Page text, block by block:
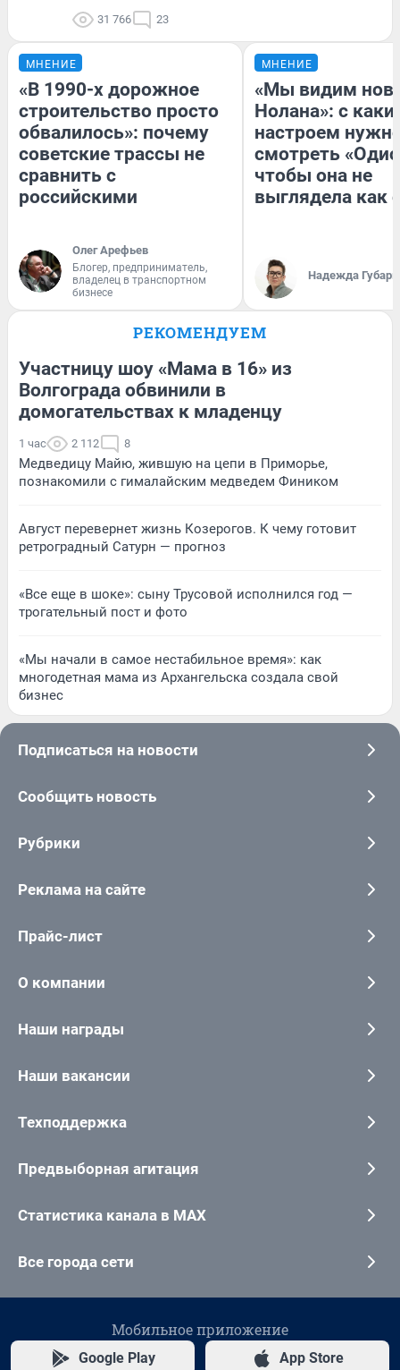
31 766 23
МНЕНИЕ
«В 1990-х дорожное
строительство просто
обвалилось»: почему
советские трассы не
сравнить с
российскими
Олег Арефьев
Блогер, предприниматель,
владелец в транспортном
бизнесе
МНЕНИЕ
«Мы видим
Нолана»: с
настроем
смотреть
чтобы она не
выглядела как
Надежда Губарь
РЕКОМЕНДУЕМ
Участницу шоу «Мама в 16» из
Волгограда обвинили в
домогательствах к младенцу
1 час 2 112 8
Медведицу Майю, жившую на цепи в Приморье,
познакомили с гималайским медведем Фиником
Август перевернет жизнь Козерогов. К чему готовит
ретроградный Сатурн — прогноз
«Все еще в шоке»: сыну Трусовой исполнился год —
трогательный пост и фото
«Мы начали в самое нестабильное время»: как
многодетная мама из Архангельска создала свой
бизнес
Подписаться на новости
Сообщить новость
Рубрики
Реклама на сайте
Прайс-лист
О компании
Наши награды
Наши вакансии
Техподдержка
Предвыборная агитация
Статистика канала в MAX
Все города сети
Мобильное приложение
Google Play App Store